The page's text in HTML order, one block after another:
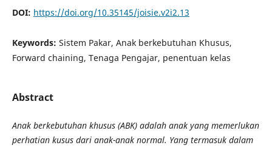
DOI: https://doi.org/10.35145/joisie.v2i2.13
Keywords: Sistem Pakar, Anak berkebutuhan Khusus,
Forward chaining, Tenaga Pengajar, penentuan kelas
Abstract
Anak berkebutuhan khusus (ABK) adalah anak yang memerlukan
perhatian kusus dari anak-anak normal. Yang termasuk dalam